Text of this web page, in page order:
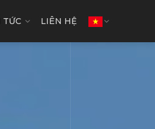
TỨC LIÊN HỆ